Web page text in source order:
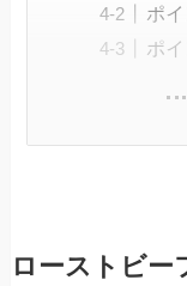
ポ
ポ
ローストビー